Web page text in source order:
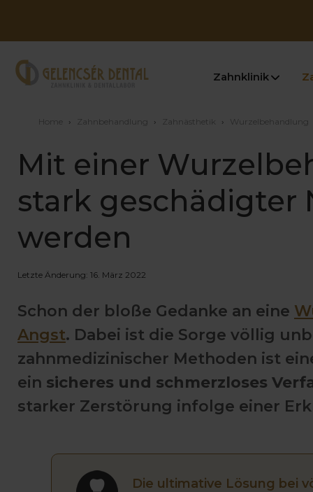
Zahnklinik
Home › Zahnbehandlung › Zahnästhetik › Wurzelbehandlung
Mit einer
stark geschädigter
werden
Letzte Änderung: 16. März 2022
Schon der bloße Gedanke an eine
Angst. Dabei ist die Sorge völlig
zahnmedizinischer Methoden ist
ein sicheres und schmerzloses
starker Zerstörung infolge einer
Die ultimative Lösung bei